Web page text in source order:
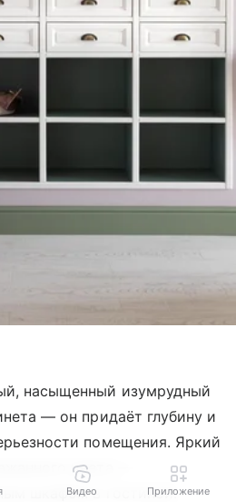
насыщенный изумрудный
— он придаёт глубину и
помещения. Яркий
цвета —
шкафом в гостиной.
Видео Приложение